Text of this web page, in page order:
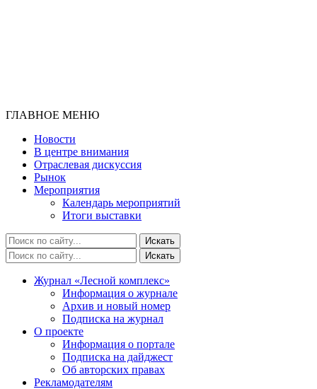
ГЛАВНОЕ МЕНЮ
Новости
В центре внимания
Отраслевая дискуссия
Рынок
Мероприятия
Календарь мероприятий
Итоги выставки
Журнал «Лесной комплекс»
Информация о журнале
Архив и новый номер
Подписка на журнал
О проекте
Информация о портале
Подписка на дайджест
Об авторских правах
Рекламодателям